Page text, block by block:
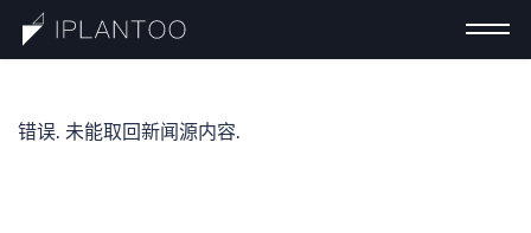
错误. 未能取回新闻源内容.